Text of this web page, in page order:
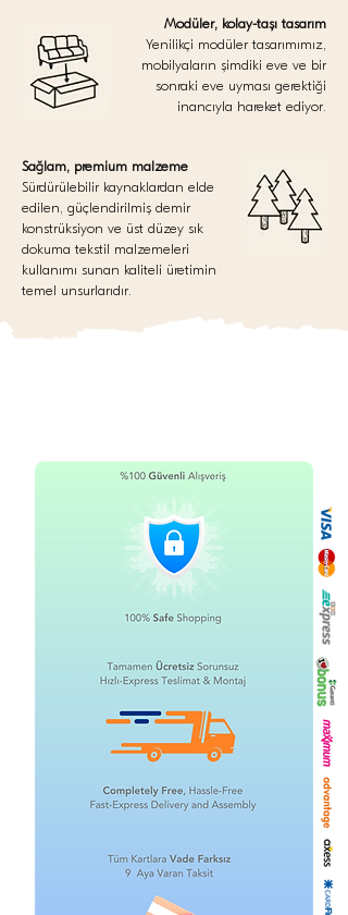
Modüler, kolay-taşı tasarım
Yenilikçi modüler tasarımımız,
mobilyaların şimdiki eve ve bir
sonraki eve uyması gerektiği
inancıyla hareket ediyor.
Sağlam, premium malzeme
Sürdürülebilir kaynaklardan elde
edilen, güçlendirilmiş demir
konstrüksiyon ve üst düzey sık
dokuma tekstil malzemeleri
kullanımı sunan kaliteli üretimin
temel unsurlarıdır.